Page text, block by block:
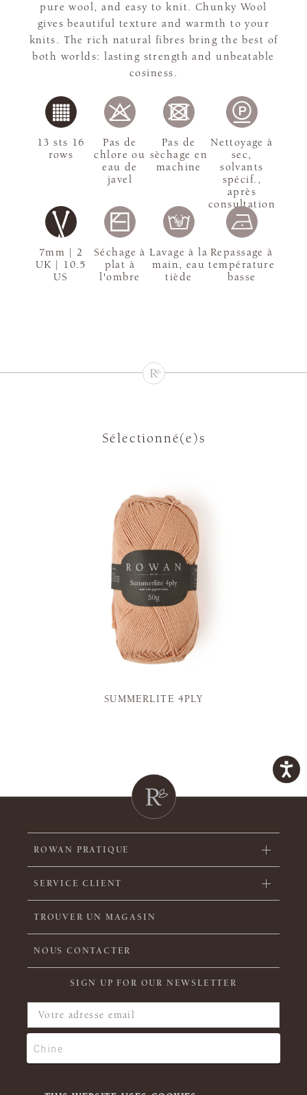
pure wool, and easy to knit. Chunky Wool
gives beautiful texture and warmth to your
knits. The rich natural fibres bring the best of
both worlds: lasting strength and unbeatable
cosiness.
7mm | 2
UK | 10.5
US
13 sts 16
rows
Pas de
chlore ou
eau de
javel
Pas de
sèchage en
machine
Nettoyage à
sec,
solvants
spécif.,
après
consultation
Séchage à
plat à
l'ombre
Lavage à la
main, eau
tiède
Repassage à
température
basse
Sélectionné(e)s
SUMMERLITE 4PLY
ROWAN PRATIQUE
SERVICE CLIENT
TROUVER UN MAGASIN
NOUS CONTACTER
SIGN UP FOR OUR NEWSLETTER